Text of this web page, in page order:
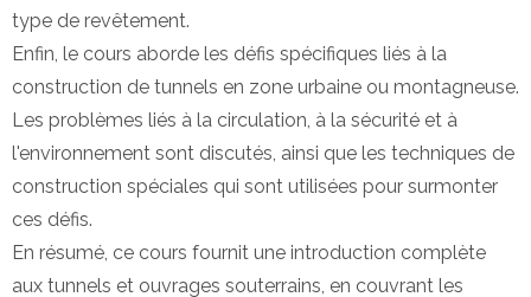
type de revêtement.
Enfin, le cours aborde les défis spécifiques liés à la
construction de tunnels en zone urbaine ou montagneuse.
Les problèmes liés à la circulation, à la sécurité et à
l'environnement sont discutés, ainsi que les techniques de
construction spéciales qui sont utilisées pour surmonter
ces défis.
En résumé, ce cours fournit une introduction complète
aux tunnels et ouvrages souterrains, en couvrant les